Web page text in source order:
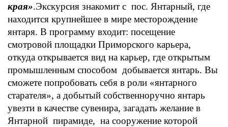
края».Экскурсия знакомит с пос. Янтарный, где
находится крупнейшее в мире месторождение
янтаря. В программу входит: посещение
смотровой площадки Приморского карьера,
откуда открывается вид на карьер, где открытым
промышленным способом добывается янтарь. Вы
сможете попробовать себя в роли «янтарного
старателя», а добытый собственноручно янтарь
увезти в качестве сувенира, загадать желание в
Янтарной пирамиде, на сооружение которой